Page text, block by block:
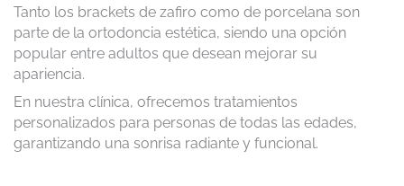
Tanto los brackets de zafiro como de porcelana son
parte de la ortodoncia estética, siendo una opción
popular entre adultos que desean mejorar su
apariencia.
En nuestra clínica, ofrecemos tratamientos
personalizados para personas de todas las edades,
garantizando una sonrisa radiante y funcional.